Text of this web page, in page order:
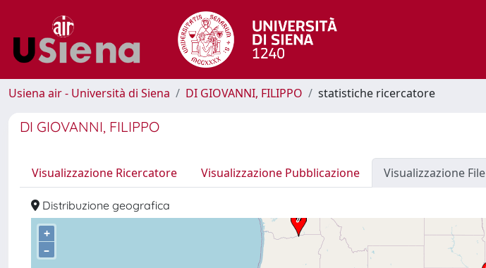
Usiena air - Università di Siena DI GIOVANNI, FILIPPO statistiche ricercatore
DI GIOVANNI, FILIPPO
Visualizzazione Ricercatore Visualizzazione Pubblicazione Visualizzazione File
Distribuzione geografica
+
–